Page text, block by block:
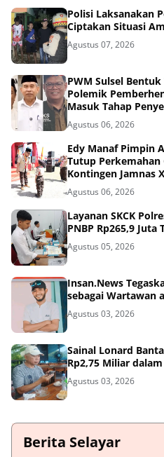
Polisi Laksanakan
Ciptakan Situasi
Agustus 07, 2026
PWM Sulsel
Polemik
Masuk Tahap
Agustus 06, 2026
Edy Manaf Pimpin
Tutup Perkemahan
Kontingen Jamnas
Agustus 06, 2026
Layanan SKCK
PNBP Rp265,9 Juta
Agustus 05, 2026
Insan.News
sebagai Wartawan
Agustus 03, 2026
Sainal Lonard
Rp2,75 Miliar
Agustus 03, 2026
Berita Selayar